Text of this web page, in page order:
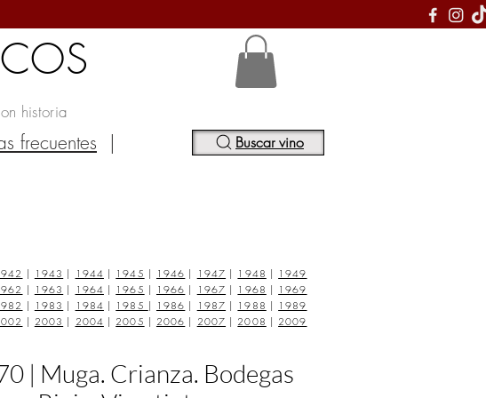
historia
frecuentes | Buscar vino
| 1943 | 1944 | 1945 | 1946 | 1947 | 1948 | 1949
| 1963 | 1964 | 1965 | 1966 | 1967 | 1968 | 1969
| 1983 | 1984 | 1985 | 1986 | 1987 | 1988 | 1989
| 2003 | 2004 | 2005 | 2006 | 2007 | 2008 | 2009
| Muga. Crianza. Bodegas